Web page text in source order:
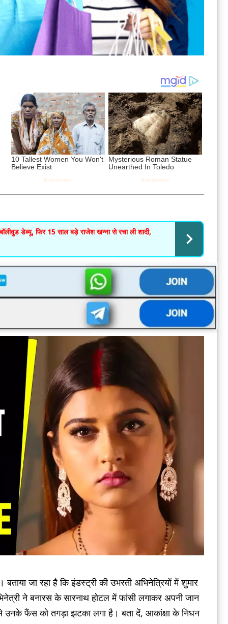
डेब्यू, फिर 15 साल बड़े राजेश खन्ना से रचा ली शादी,
जा रहा है कि इंडस्ट्री की उभरती अभिनेत्रियों में शुमार
ने बनारस के सारनाथ होटल में फांसी लगाकर अपनी जान
फैंस को तगड़ा झटका लगा है। बता दें, आकांक्षा के निधन